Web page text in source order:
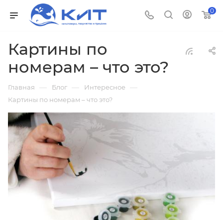
0
Картины по
номерам – что это?
Главная — Блог — Интересное —
Картины по номерам – что это?